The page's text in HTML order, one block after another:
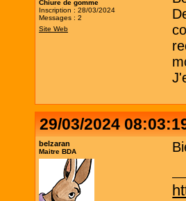
Chiure de gomme
Inscription : 28/03/2024
Messages : 2
Site Web
29/03/2024
belzaran
Maitre BDA